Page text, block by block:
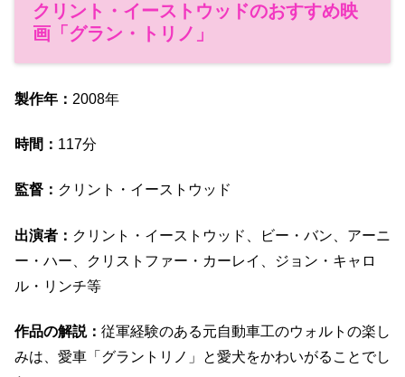
クリント・イーストウッドのおすすめ映
画「グラン・トリノ」
製作年： 2008年
時間： 117分
監督： クリント・イーストウッド
出演者： クリント・イーストウッド、ビー・バン、アーニ
ー・ハー、クリストファー・カーレイ、ジョン・キャロ
ル・リンチ等
作品の解説： 従軍経験のある元自動車工のウォルトの楽し
みは、愛車「グラントリノ」と愛犬をかわいがることでし